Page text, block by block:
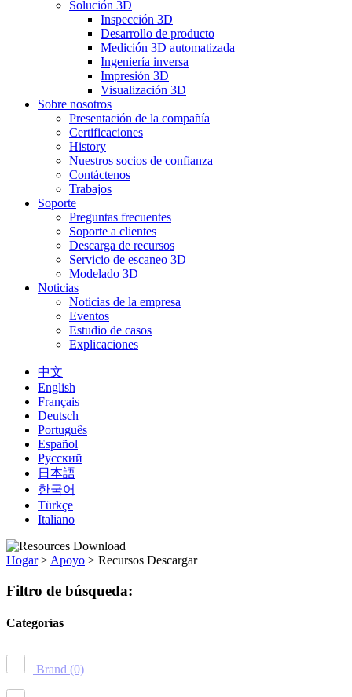
Solución 3D
Inspección 3D
Desarrollo de producto
Medición 3D automatizada
Ingeniería inversa
Impresión 3D
Visualización 3D
Sobre nosotros
Presentación de la compañía
Certificaciones
History
Nuestros socios de confianza
Contáctenos
Trabajos
Soporte
Preguntas frecuentes
Soporte a clientes
Descarga de recursos
Servicio de escaneo 3D
Modelado 3D
Noticias
Noticias de la empresa
Eventos
Estudio de casos
Explicaciones
中文
English
Français
Deutsch
Português
Español
Русский
日本語
한국어
Türkçe
Italiano
Hogar > Apoyo > Recursos Descargar
Filtro de búsqueda:
Categorías
Brand (0)